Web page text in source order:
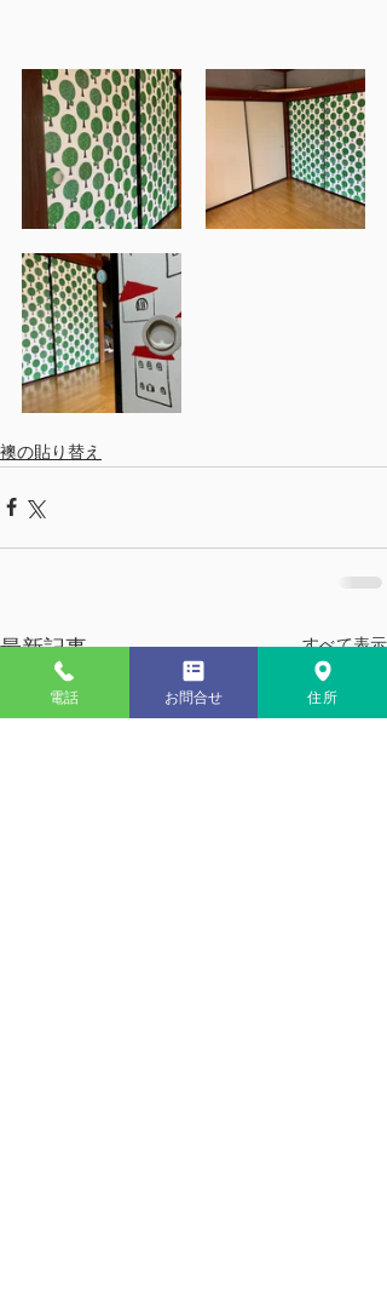
襖の貼り替え
最新記事 すべて表示
電話 お問合せ 住所